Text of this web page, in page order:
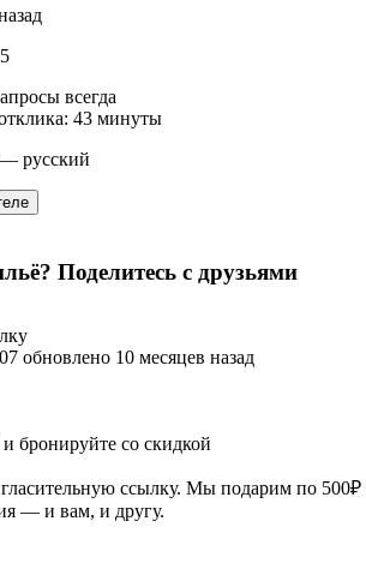
всегда
43 минуты
русский
Поделитесь с друзьями
обновлено 10 месяцев назад
бронируйте со скидкой
ссылку. Мы подарим по 500₽
— и вам, и другу.